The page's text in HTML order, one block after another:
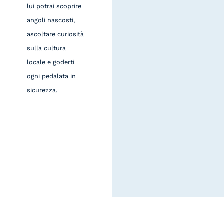
lui potrai scoprire
angoli nascosti,
ascoltare curiosità
sulla cultura
locale e goderti
ogni pedalata in
sicurezza.